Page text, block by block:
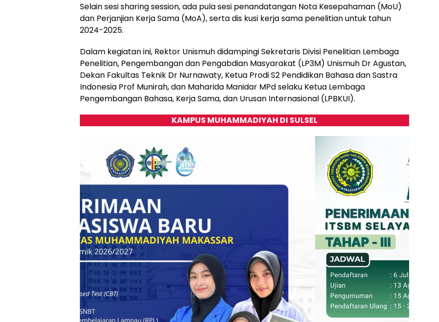
Selain sesi sharing session, ada pula sesi penandatangan Nota Kesepahaman (MoU)
dan Perjanjian Kerja Sama (MoA), serta dis kusi kerja sama penelitian untuk tahun
2024-2025.
Dalam kegiatan ini, Rektor Unismuh didampingi Sekretaris Divisi Penelitian Lembaga
Penelitian, Pengembangan dan Pengabdian Masyarakat (LP3M) Unismuh Dr Agustan,
Dekan Fakultas Teknik Dr Nurnawaty, Ketua Prodi S2 Pendidikan Bahasa dan Sastra
Indonesia Prof Munirah, dan Maharida Manidar MPd selaku Ketua Lembaga
Pengembangan Bahasa, Kerja Sama, dan Urusan Internasional (LPBKUI).
KAMPUS MUHAMMADIYAH DI SULSEL